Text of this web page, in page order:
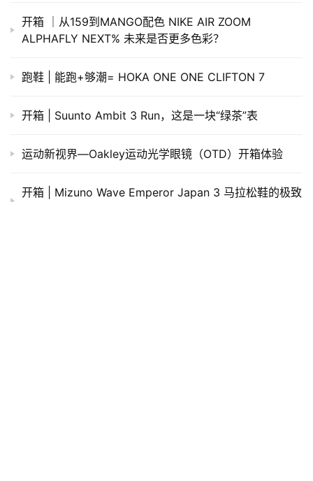
开箱 ｜从159到MANGO配色 NIKE AIR ZOOM
ALPHAFLY NEXT% 未来是否更多色彩？
跑鞋 | 能跑+够潮= HOKA ONE ONE CLIFTON 7
开箱 | Suunto Ambit 3 Run，这是一块“绿茶”表
运动新视界—Oakley运动光学眼镜（OTD）开箱体验
开箱 | Mizuno Wave Emperor Japan 3 马拉松鞋的极致